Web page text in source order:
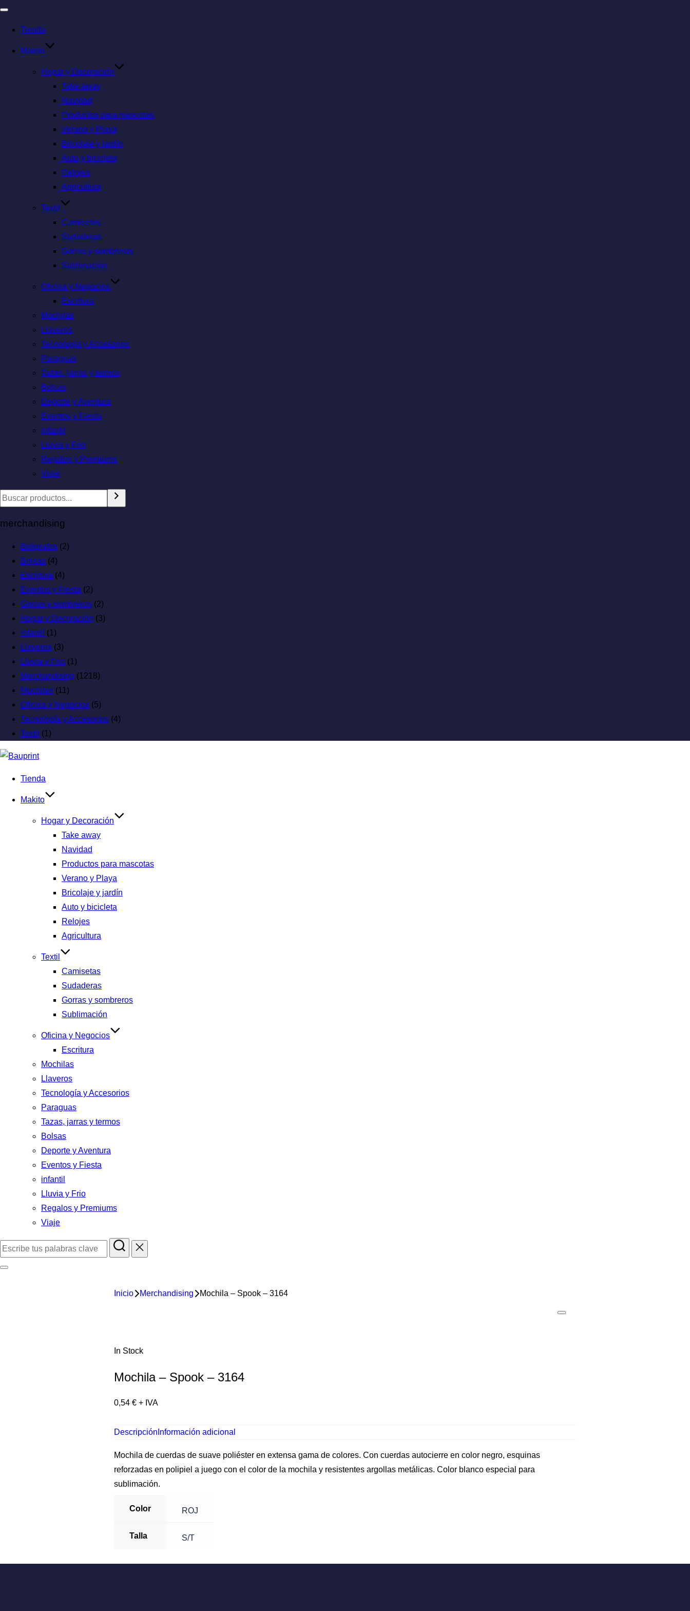
Tienda
Makito
Hogar y Decoración
Take away
Navidad
Productos para mascotas
Verano y Playa
Bricolaje y jardín
Auto y bicicleta
Relojes
Agricultura
Textil
Camisetas
Sudaderas
Gorras y sombreros
Sublimación
Oficina y Negocios
Escritura
Mochilas
Llaveros
Tecnología y Accesorios
Paraguas
Tazas, jarras y termos
Bolsas
Deporte y Aventura
Eventos y Fiesta
infantil
Lluvia y Frio
Regalos y Premiums
Viaje
merchandising
Boligrafos (2)
Bolsas (4)
Escritura (4)
Eventos y Fiesta (2)
Gorras y sombreros (2)
Hogar y Decoración (3)
infantil (1)
Llaveros (3)
Lluvia y Frio (1)
Merchandising (1218)
Mochilas (11)
Oficina y Negocios (5)
Tecnología y Accesorios (4)
Textil (1)
Tienda
Makito
Hogar y Decoración
Take away
Navidad
Productos para mascotas
Verano y Playa
Bricolaje y jardín
Auto y bicicleta
Relojes
Agricultura
Textil
Camisetas
Sudaderas
Gorras y sombreros
Sublimación
Oficina y Negocios
Escritura
Mochilas
Llaveros
Tecnología y Accesorios
Paraguas
Tazas, jarras y termos
Bolsas
Deporte y Aventura
Eventos y Fiesta
infantil
Lluvia y Frio
Regalos y Premiums
Viaje
Inicio Merchandising Mochila – Spook – 3164
In Stock
Mochila – Spook – 3164
0,54 € + IVA
Descripción Información adicional
Mochila de cuerdas de suave poliéster en extensa gama de colores. Con cuerdas autocierre en color negro, esquinas
reforzadas en polipiel a juego con el color de la mochila y resistentes argollas metálicas. Color blanco especial para
sublimación.
Color ROJ
Talla S/T